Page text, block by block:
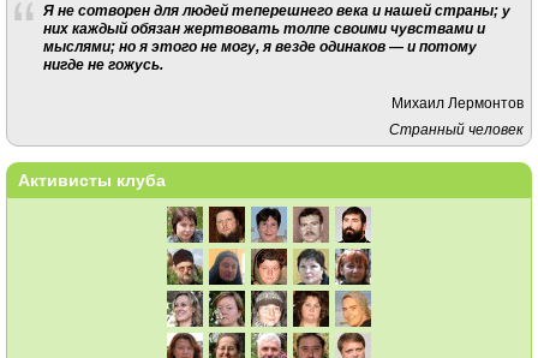
Я не сотворен для людей теперешнего века и нашей страны; у
них каждый обязан жертвовать толпе своими чувствами и
мыслями; но я этого не могу, я везде одинаков — и потому
нигде не гожусь.
Михаил Лермонтов
Странный человек
Активисты клуба